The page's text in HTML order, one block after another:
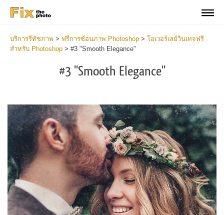
บริการรีทัชภาพ > ฟรีการซ้อนภาพ Photoshop > โอเวอร์เลย์วินเทจฟรี
สำหรับ Photoshop > #3 "Smooth Elegance"
#3 "Smooth Elegance"